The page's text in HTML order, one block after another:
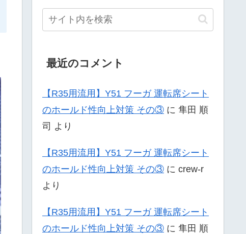
最近のコメント
【R35用流用】Y51 フーガ 運転席シート
のホールド性向上対策 その③ に 隼田 順
司 より
【R35用流用】Y51 フーガ 運転席シート
のホールド性向上対策 その③ に crew-r
より
【R35用流用】Y51 フーガ 運転席シート
のホールド性向上対策 その③ に 隼田 順